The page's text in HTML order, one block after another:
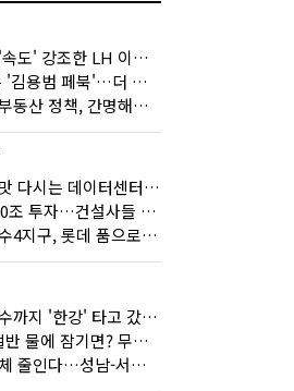
주택공급 '속도' 강조한 LH 이성훈 "전력질주해야"
한 발 빠른 '김용범 페북'…더 강한 부동산 규제 나오나
쏟아지는 부동산 정책, 간명해져야
건설사 입맛 다시는 데이터센터…암초는 '주민 반대'
반도체 800조 투자…건설사들 "물 들어온다!"
'1.3조' 성수4지구, 롯데 품으로…'성수르엘 S70' 거듭
마곡서 성수까지 '한강' 타고 갔습니다
"타이어 절반 물에 잠기면? 무조건 탈출하세요"
양재IC 정체 줄인다…성남-서초 고속도로 2029년 착공